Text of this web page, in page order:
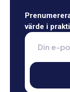
värde i